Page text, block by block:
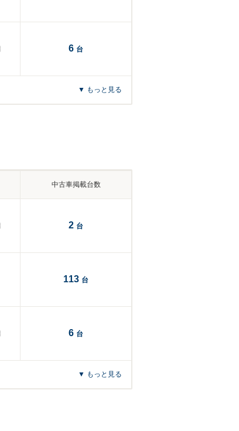
6 台
▼ もっと見る
中古車掲載台数
2 台
113 台
6 台
▼ もっと見る